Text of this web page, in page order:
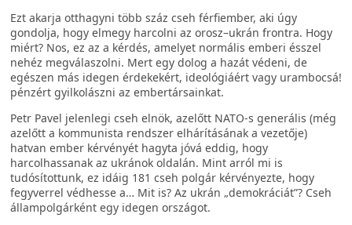
Ezt akarja otthagyni több száz cseh férfiember, aki úgy
gondolja, hogy elmegy harcolni az orosz–ukrán frontra. Hogy
miért? Nos, ez az a kérdés, amelyet normális emberi ésszel
nehéz megválaszolni. Mert egy dolog a hazát védeni, de
egészen más idegen érdekekért, ideológiáért vagy urambocsá!
pénzért gyilkolászni az embertársainkat.
Petr Pavel jelenlegi cseh elnök, azelőtt NATO-s generális (még
azelőtt a kommunista rendszer elhárításának a vezetője)
hatvan ember kérvényét hagyta jóvá eddig, hogy
harcolhassanak az ukránok oldalán. Mint arról mi is
tudósítottunk, ez idáig 181 cseh polgár kérvényezte, hogy
fegyverrel védhesse a… Mit is? Az ukrán „demokráciát”? Cseh
állampolgárként egy idegen országot.